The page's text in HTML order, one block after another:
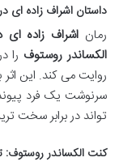
داستان اشراف زاده ای
رمان اشراف زاده
الکساندر روستوف را
روایت می کند. این
سرنوشت یک فرد
تواند در برابر سخت
کنت الکساندر